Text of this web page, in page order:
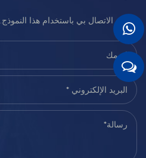
يمكنك الاتصال بي باستخدام هذا النموذج.